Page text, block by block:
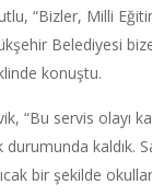
“Bizler, Milli
Belediyesi
konuştu.
“Bu servis olayı
kaldık.
bir şekilde